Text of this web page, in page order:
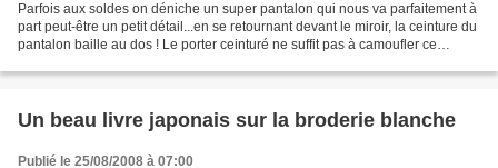
Parfois aux soldes on déniche un super pantalon qui nous va parfaitement à
part peut-être un petit détail...en se retournant devant le miroir, la ceinture du
pantalon baille au dos ! Le porter ceinturé ne suffit pas à camoufler ce
Un beau livre japonais sur la broderie blanche
Publié le 25/08/2008 à 07:00